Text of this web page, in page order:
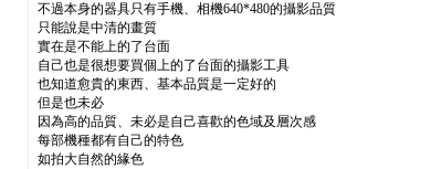
不過本身的器具只有手機、相機640*480的攝影品質
只能說是中清的畫質
實在是不能上的了台面
自己也是很想要買個上的了台面的攝影工具
也知道愈貴的東西、基本品質是一定好的
但是也未必
因為高的品質、未必是自己喜歡的色域及層次感
每部機種都有自己的特色
如拍大自然的緣色